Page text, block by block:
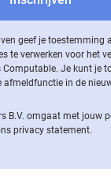
geef je toestemming
te verwerken voor het
Je kunt je
af­meld­func­tie in de
B.V. omgaat met jouw
privacy statement.